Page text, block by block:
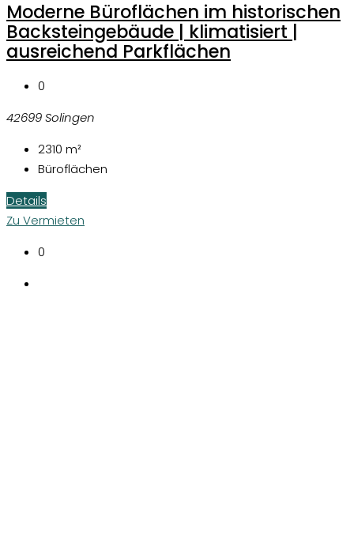
Moderne Büroflächen im historischen
Backsteingebäude | klimatisiert |
ausreichend Parkflächen
0
42699 Solingen
2310 m²
Büroflächen
Details
Zu Vermieten
0